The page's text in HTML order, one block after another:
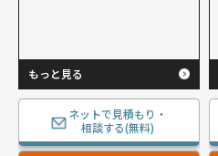
もっと見る
ネットで見積もり・
相談する(無料)